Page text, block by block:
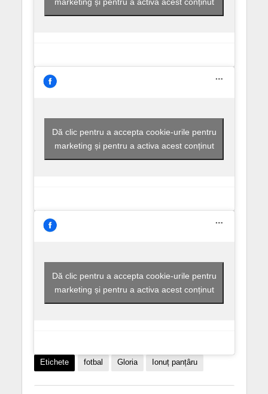
Dă clic pentru a accepta cookie-urile pentru
marketing și pentru a activa acest conținut
Dă clic pentru a accepta cookie-urile pentru
marketing și pentru a activa acest conținut
Etichete fotbal Gloria Ionuț panțâru